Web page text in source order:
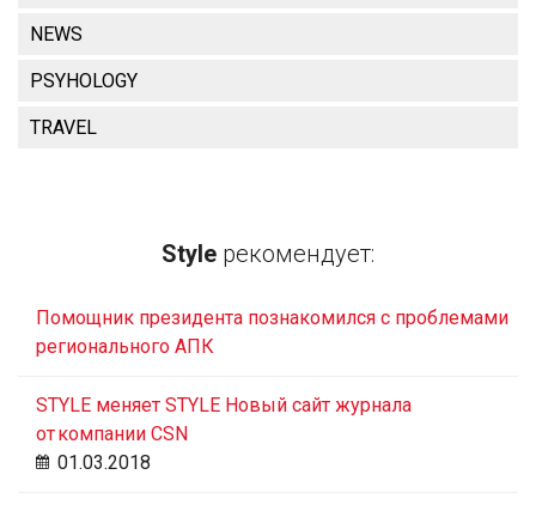
NEWS
PSYHOLOGY
TRAVEL
Style рекомендует:
Помощник президента познакомился с проблемами
регионального АПК
STYLE меняет STYLE Новый сайт журнала
от компании CSN
01.03.2018